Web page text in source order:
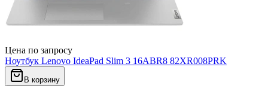
Цена по запросу
Ноутбук Lenovo IdeaPad Slim 3 16ABR8 82XR008PRK
В корзину